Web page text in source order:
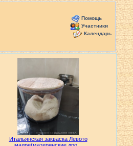
Помощь
Участники
Календарь